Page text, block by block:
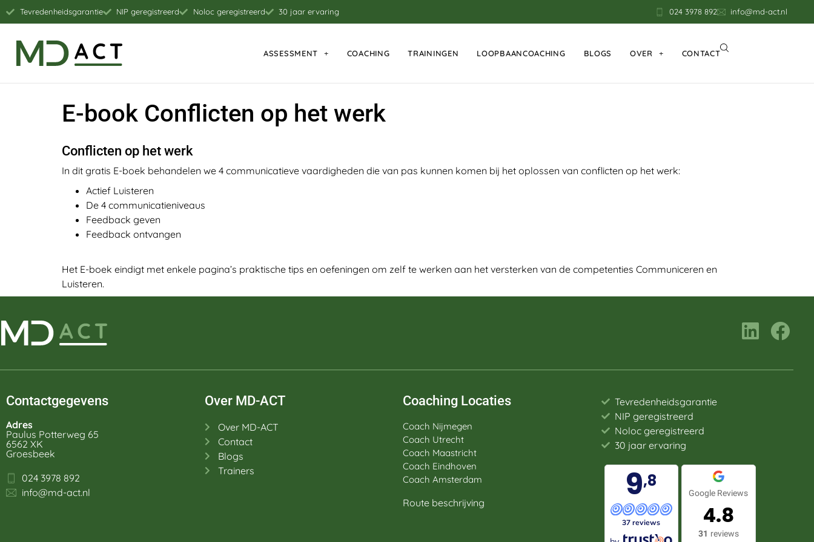
Tevredenheidsgarantie NIP geregistreerd Noloc geregistreerd 30 jaar ervaring 024 3978 892 info@md-act.nl
ASSESSMENT COACHING TRAININGEN LOOPBAANCOACHING BLOGS OVER CONTACT
E-book Conflicten op het werk
Conflicten op het werk
In dit gratis E-boek behandelen we 4 communicatieve vaardigheden die van pas kunnen komen bij het oplossen van conflicten op het werk:
Actief Luisteren
De 4 communicatieniveaus
Feedback geven
Feedback ontvangen
Het E-boek eindigt met enkele pagina’s praktische tips en oefeningen om zelf te werken aan het versterken van de competenties Communiceren en
Luisteren.
Contactgegevens
Adres
Paulus Potterweg 65
6562 XK
Groesbeek
024 3978 892
info@md-act.nl
Over MD-ACT
Over MD-ACT
Contact
Blogs
Trainers
Coaching Locaties
Coach Nijmegen
Coach Utrecht
Coach Maastricht
Coach Eindhoven
Coach Amsterdam
Route beschrijving
Tevredenheidsgarantie
NIP geregistreerd
Noloc geregistreerd
30 jaar ervaring
9,8
37 reviews
Google Reviews
4.8
31 reviews